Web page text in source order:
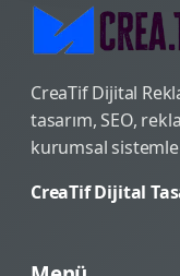
CreaTif Dijital
tasarım, SEO,
kurumsal
CreaTif Dijital